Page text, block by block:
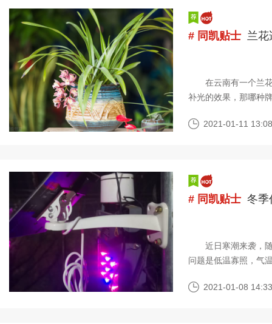
# 同凯贴士 兰花
在云南有一个兰花
补光的效果，那哪种
2021-01-11
# 同凯贴士 冬季
近日寒潮来袭，随
问题是低温寡照，气
2021-01-08